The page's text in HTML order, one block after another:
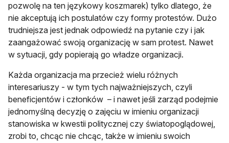
pozwolę na ten językowy koszmarek) tylko dlatego, że
nie akceptują ich postulatów czy formy protestów. Dużo
trudniejsza jest jednak odpowiedź na pytanie czy i jak
zaangażować swoją organizację w sam protest. Nawet
w sytuacji, gdy popierają go władze organizacji.
Każda organizacja ma przecież wielu różnych
interesariuszy - w tym tych najważniejszych, czyli
beneficjentów i członków – i nawet jeśli zarząd podejmie
jednomyślną decyzję o zajęciu w imieniu organizacji
stanowiska w kwestii politycznej czy światopoglądowej,
zrobi to, chcąc nie chcąc, także w imieniu swoich